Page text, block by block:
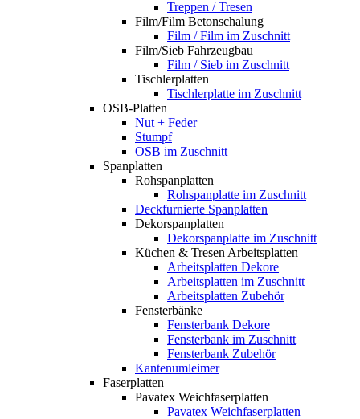
Treppen / Tresen
Film/Film Betonschalung
Film / Film im Zuschnitt
Film/Sieb Fahrzeugbau
Film / Sieb im Zuschnitt
Tischlerplatten
Tischlerplatte im Zuschnitt
OSB-Platten
Nut + Feder
Stumpf
OSB im Zuschnitt
Spanplatten
Rohspanplatten
Rohspanplatte im Zuschnitt
Deckfurnierte Spanplatten
Dekorspanplatten
Dekorspanplatte im Zuschnitt
Küchen & Tresen Arbeitsplatten
Arbeitsplatten Dekore
Arbeitsplatten im Zuschnitt
Arbeitsplatten Zubehör
Fensterbänke
Fensterbank Dekore
Fensterbank im Zuschnitt
Fensterbank Zubehör
Kantenumleimer
Faserplatten
Pavatex Weichfaserplatten
Pavatex Weichfaserplatten